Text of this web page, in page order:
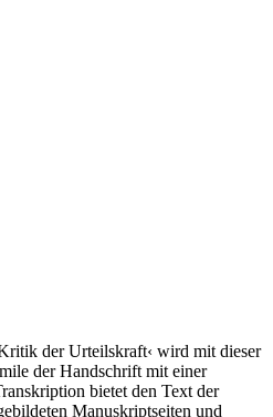
der Urteilskraft‹ wird mit dieser
der Handschrift mit einer
bietet den Text der
Manuskriptseiten und